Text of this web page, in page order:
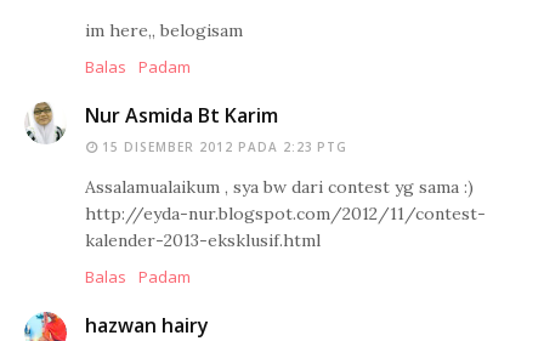
im here,, belogisam
Balas
Padam
Nur Asmida Bt Karim
15 DISEMBER 2012 PADA 2:23 PTG
Assalamualaikum , sya bw dari contest yg sama :)
http://eyda-nur.blogspot.com/2012/11/contest-
kalender-2013-eksklusif.html
Balas
Padam
hazwan hairy